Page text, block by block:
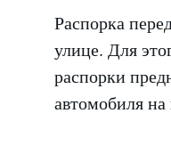
Распорка
улице. Для
распорки
автомобиля